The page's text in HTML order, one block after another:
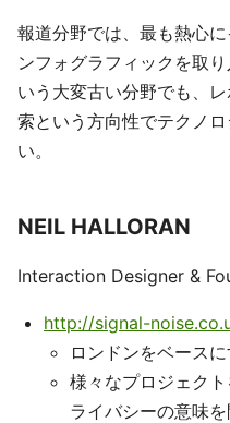
報道分野では、最も熱心
ンフォグラフィックを取
いう大変古い分野でも、
索という方向性でテクノ
い。
NEIL HALLORAN
Interaction Designer &
http://signal-
ロンドンをベース
様々なプロジェク
ライバシーの意味